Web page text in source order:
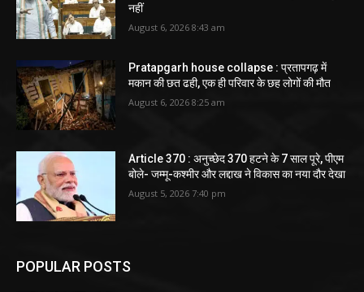
नहीं
August 6, 2026 8:43 am
Pratapgarh house collapse : प्रतापगढ़ में
मकान की छत ढही, एक ही परिवार के छह लोगों की मौत
August 6, 2026 8:25 am
Article 370 : अनुच्छेद 370 हटने के 7 साल पूरे, पीएम
बोले- जम्मू-कश्मीर और लद्दाख ने विकास का नया दौर देखा
August 5, 2026 7:40 pm
POPULAR POSTS